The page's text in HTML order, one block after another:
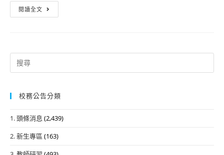
閱讀全文
113
度
二
補
Search
for:
校務公告分類
1. 頭條消息 (2,439)
2. 新生專區 (163)